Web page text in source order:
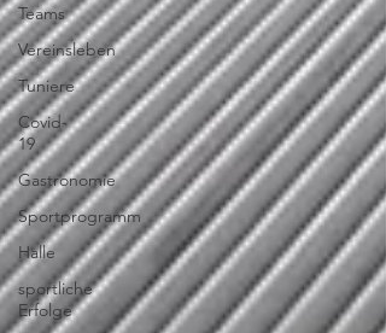
Teams
Vereinsleben
Tuniere
Covid-
19
Gastronomie
Sportprogramm
Halle
sportliche
Erfolge